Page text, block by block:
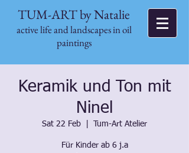
TUM-ART by Natalie
active life and landscapes in oil
paintings
Keramik und Ton mit
Ninel
Sat 22 Feb Tum-Art Atelier
Für Kinder ab 6 j.a